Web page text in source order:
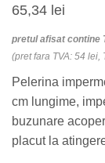
65,34 lei
pretul afisat contine
(pret fara TVA: 54 lei,
Pelerina
cm lungime,
buzunare
placut la